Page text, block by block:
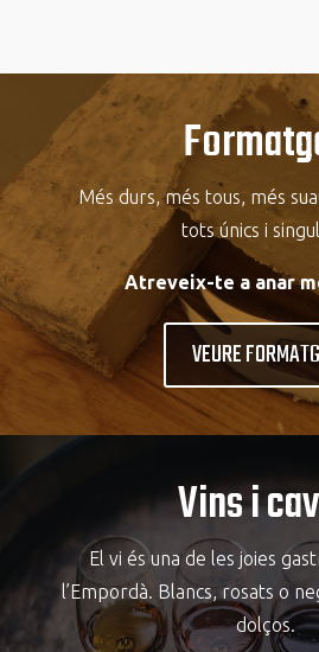
Més durs, més tous, més
tots únics i
Atreveix-te a anar
VEURE
Vins i
El vi és una de les joies
l’Empordà. Blancs, rosats o
dolços.